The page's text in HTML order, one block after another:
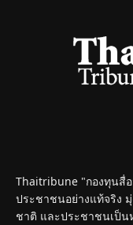
Thaitribune "กองทุนสื่
ประชาชนอย่างแท้จริง
ชาติ และประชาชนเป็